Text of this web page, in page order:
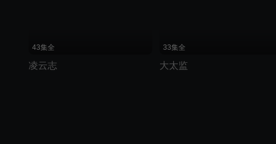
43集全
凌云志
33集全
大太监